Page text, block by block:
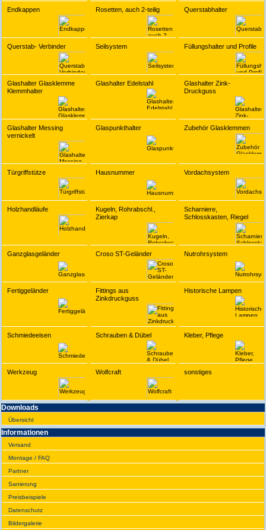
Endkappen Rosetten, auch 2-teilig Querstabhalter
Querstab- Verbinder Seilsystem Füllungshalter und Profile
Glashalter Glasklemme
Klemmhalter
Glashalter Edelstahl
Glashalter Zink-
Druckguss
Glashalter Messing
vernickelt
Glaspunkthalter Zubehör Glasklemmen
Türgriffstütze Hausnummer Vordachsystem
Holzhandläufe
Kugeln, Rohrabschl.,
Zierkap
Scharniere,
Schlosskasten, Riegel
Ganzglasgeländer Croso ST-Geländer Nutrohrsystem
Fertiggeländer
Fittings aus
Zinkdruckguss
Historische Lampen
Schmiedeeisen Schrauben & Dübel Kleber, Pflege
Werkzeug Wolfcraft sonstiges
Downloads
Übersicht
Infor­ma­tionen
Versand
Montage / FAQ
Partner
Sanie­rung
Preis­beispiele
Daten­schutz
Bilder­galerie